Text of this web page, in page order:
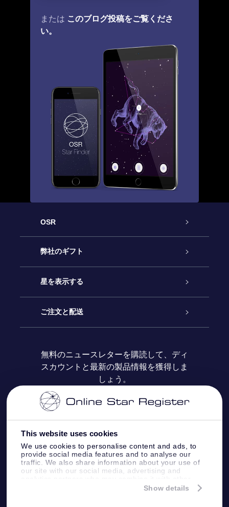
This website uses cookies
We use cookies to personalise content and ads, to
provide social media features and to analyse our
traffic. We also share information about your use of
our site with our social media, advertising and
information that you’ve provided to them or that
Show details
または このブログ投稿をご覧くださ
い。
OSR
カスタマーサービス
お問い合わせ
ブログ
レビュー
弊社のギフト
Online Starギフト
OSRギフトパック
OSR ギフトカード
法人ギフト
星を表示する
星の登録
カスタマイズされたStar Page
One Million Stars
OSR Starsaver
星間飛行VRアプリ
ご注文と配送
お支払いに関する情報
配送に関する情報
返品ポリシ
星座
無料のニュースレターを購読して、ディ
スカウントと最新の製品情報を獲得しま
しょう。